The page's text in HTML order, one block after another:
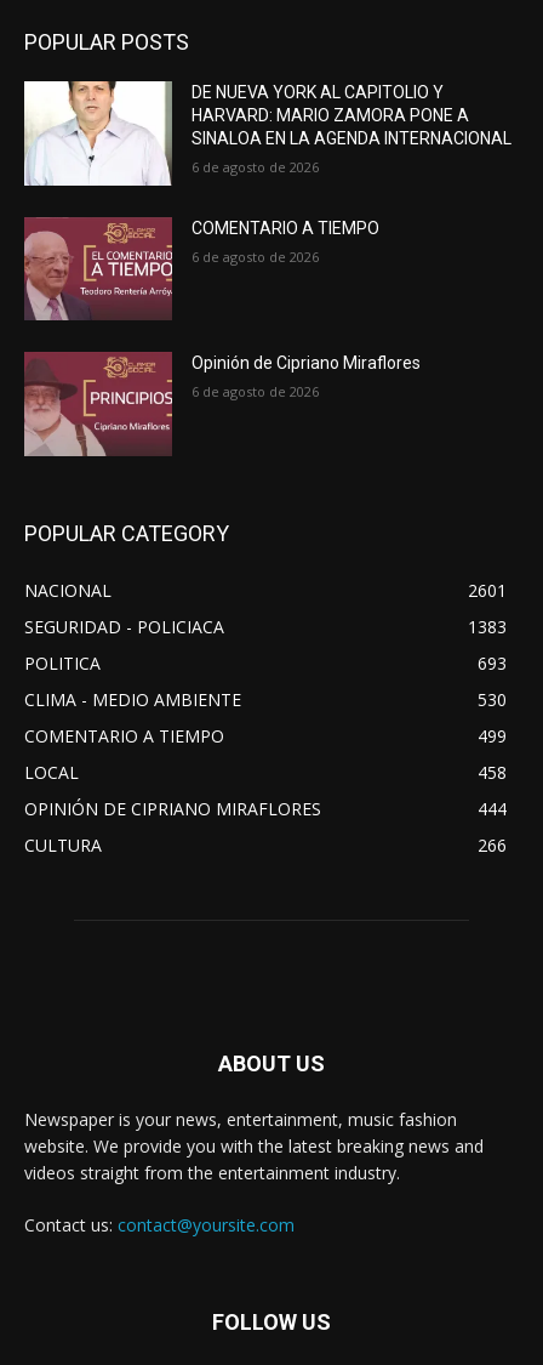
POPULAR POSTS
DE NUEVA YORK AL CAPITOLIO Y
HARVARD: MARIO ZAMORA PONE A
SINALOA EN LA AGENDA INTERNACIONAL
6 de agosto de 2026
COMENTARIO A TIEMPO
6 de agosto de 2026
Opinión de Cipriano Miraflores
6 de agosto de 2026
POPULAR CATEGORY
NACIONAL
2601
SEGURIDAD - POLICIACA
1383
POLITICA
693
CLIMA - MEDIO AMBIENTE
530
COMENTARIO A TIEMPO
499
LOCAL
458
OPINIÓN DE CIPRIANO MIRAFLORES
444
CULTURA
266
ABOUT US
Newspaper is your news, entertainment, music fashion
website. We provide you with the latest breaking news and
videos straight from the entertainment industry.
Contact us: contact@yoursite.com
FOLLOW US